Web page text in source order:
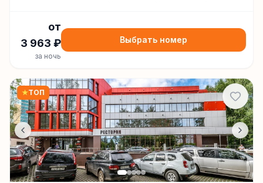
от
3 963 ₽
за ночь
Выбрать номер
★ТОП